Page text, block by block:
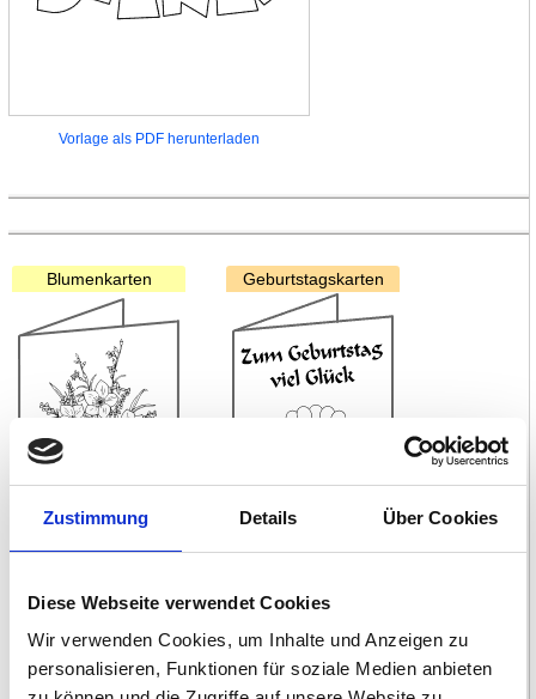
Zustimmung Details Über Cookies
Diese Webseite verwendet Cookies
Wir verwenden Cookies, um Inhalte und Anzeigen zu
personalisieren, Funktionen für soziale Medien anbieten
Vorlage als PDF herunterladen
Blumenkarten Geburtstagskarten